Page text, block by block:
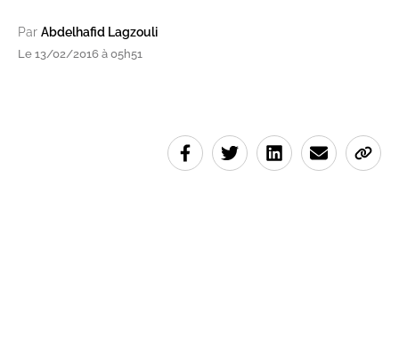
Par Abdelhafid Lagzouli
Le 13/02/2016 à 05h51